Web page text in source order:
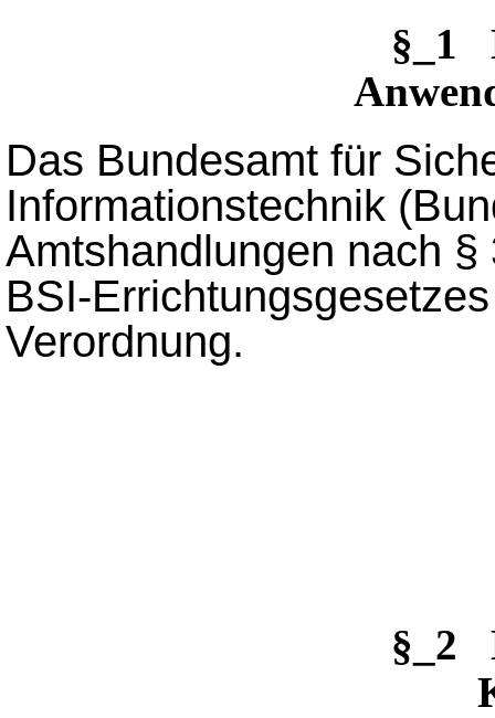
§_1
Das Bundesamt für
Informationstechnik
Amtshandlungen nach
BSI-
Verordnung.
§_2